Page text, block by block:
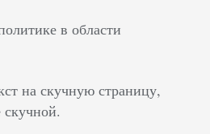
в области
на скучную страницу,
скучной.